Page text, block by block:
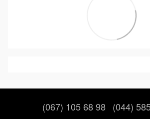
(067) 105 68 98 (044)